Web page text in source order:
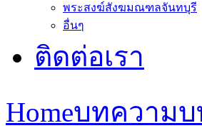
พระสงฆ์สังฆมณฑลจันทบุรี
อื่นๆ
ติดต่อเรา
Homeบทความบ